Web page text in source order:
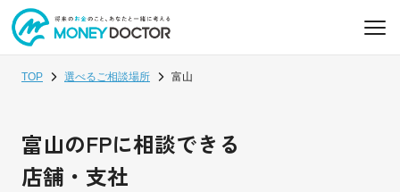
TOP 選べるご相談場所 富山
富山のFPに相談できる
店舗・支社